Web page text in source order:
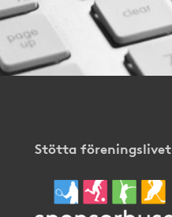
Stötta föreningslivet